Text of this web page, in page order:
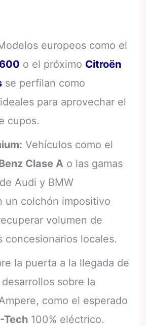
europeos como el
o el próximo Citroën
se perfilan como
para aprovechar el
cupos.
Vehículos como el
Clase A o las gamas
Audi y BMW
un colchón impositivo
volumen de
concesionarios locales.
la puerta a la llegada de
sobre la
como el esperado
Tech100% eléctrico.